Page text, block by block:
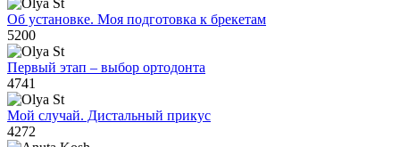
Об установке. Моя подготовка к брекетам
5200
Первый этап – выбор ортодонта
4741
Мой случай. Дистальный прикус
4272